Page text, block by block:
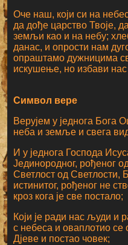
Оче наш, који си на
да дође царство Твоје,
земљи као и на небу;
данас, и опрости нам
опраштамо дужницима
искушење, но избави нас
Символ вере
Верујем у једнога
неба и земље и свега
И у једнога Господа
Јединородног, рођеног
Светлост од Светлости,
истинитог, рођеног не
кроз кога је све постало;
Који је ради нас људи и
с небеса и оваплотио се
Дјеве и постао човек;